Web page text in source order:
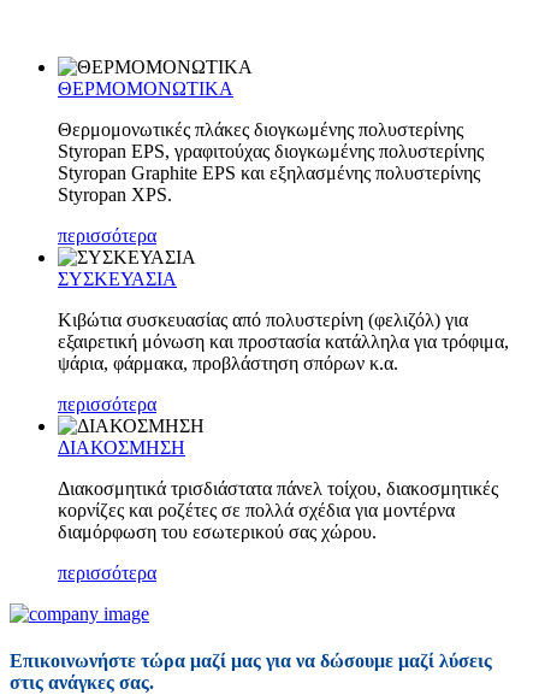
ΘΕΡΜΟΜΟΝΩΤΙΚΑ
Θερμομονωτικές πλάκες διογκωμένης πολυστερίνης
Styropan EPS, γραφιτούχας διογκωμένης πολυστερίνης
Styropan Graphite EPS και εξηλασμένης πολυστερίνης
Styropan XPS.
περισσότερα
ΣΥΣΚΕΥΑΣΙΑ
Κιβώτια συσκευασίας από πολυστερίνη (φελιζόλ) για
εξαιρετική μόνωση και προστασία κατάλληλα για τρόφιμα,
ψάρια, φάρμακα, προβλάστηση σπόρων κ.α.
περισσότερα
ΔΙΑΚΟΣΜΗΣΗ
Διακοσμητικά τρισδιάστατα πάνελ τοίχου, διακοσμητικές
κορνίζες και ροζέτες σε πολλά σχέδια για μοντέρνα
διαμόρφωση του εσωτερικού σας χώρου.
περισσότερα
Επικοινωνήστε τώρα μαζί μας για να δώσουμε μαζί λύσεις
στις ανάγκες σας.